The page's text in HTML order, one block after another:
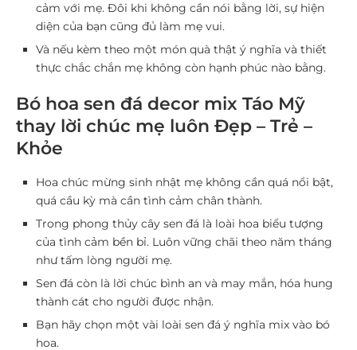
cảm với mẹ. Đôi khi không cần nói bằng lời, sự hiện
diện của bạn cũng đủ làm mẹ vui.
Và nếu kèm theo một món quà thật ý nghĩa và thiết
thực chắc chắn mẹ không còn hạnh phúc nào bằng.
Bó hoa sen đá decor mix Táo Mỹ
thay lời chúc mẹ luôn Đẹp – Trẻ –
Khỏe
Hoa chúc mừng sinh nhật mẹ không cần quá nổi bật,
quá cầu kỳ mà cần tình cảm chân thành.
Trong phong thủy cây sen đá là loài hoa biểu tượng
của tình cảm bền bỉ. Luôn vững chãi theo năm tháng
như tấm lòng người mẹ.
Sen đá còn là lời chúc bình an và may mắn, hóa hung
thành cát cho người được nhận.
Bạn hãy chọn một vài loài sen đá ý nghĩa mix vào bó
hoa.